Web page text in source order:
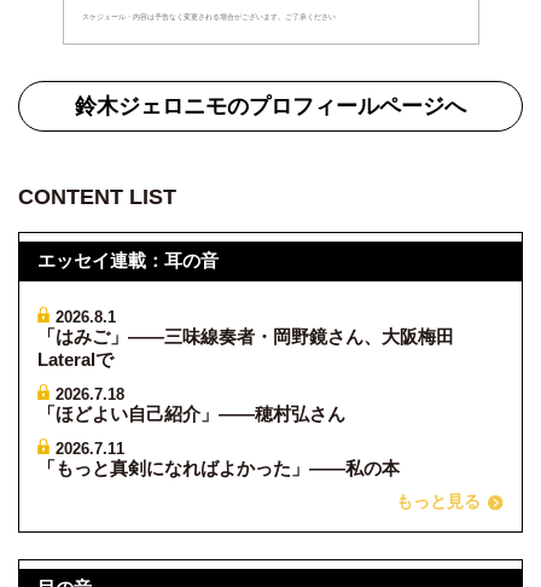
スケジュール・内容は予告なく変更される場合がございます。ご了承ください
鈴木ジェロニモのプロフィールページへ
CONTENT LIST
エッセイ連載：耳の音
2026.8.1
「はみご」——三味線奏者・岡野鏡さん、大阪梅田
Lateralで
2026.7.18
「ほどよい自己紹介」——穂村弘さん
2026.7.11
「もっと真剣になればよかった」——私の本
もっと見る